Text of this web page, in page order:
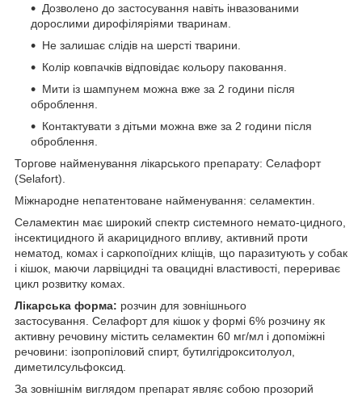
Дозволено до застосування навіть інвазованими
дорослими дирофіляріями тваринам.
Не залишає слідів на шерсті тварини.
Колір ковпачків відповідає кольору паковання.
Мити із шампунем можна вже за 2 години після
оброблення.
Контактувати з дітьми можна вже за 2 години після
оброблення.
Торгове найменування лікарського препарату: Селафорт
(Selafort).
Міжнародне непатентоване найменування: селамектин.
Селамектин має широкий спектр системного немато-цидного,
інсектицидного й акарицидного впливу, активний проти
нематод, комах і саркопоїдних кліщів, що паразитують у собак
і кішок, маючи ларвіцидні та овацидні властивості, перериває
цикл розвитку комах.
Лікарська форма: розчин для зовнішнього
застосування. Селафорт для кішок у формі 6% розчину як
активну речовину містить селамектин 60 мг/мл і допоміжні
речовини: ізопропіловий спирт, бутилгідрокситолуол,
диметилсульфоксид.
За зовнішнім виглядом препарат являє собою прозорий